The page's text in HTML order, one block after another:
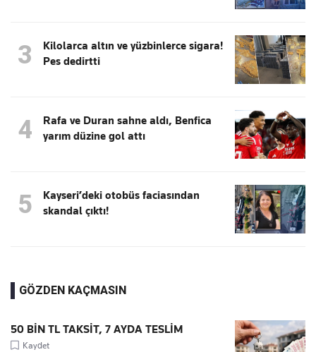
3
Kilolarca altın ve yüzbinlerce sigara!
Pes dedirtti
4
Rafa ve Duran sahne aldı, Benfica
yarım düzine gol attı
5
Kayseri’deki otobüs faciasından
skandal çıktı!
GÖZDEN KAÇMASIN
50 BİN TL TAKSİT, 7 AYDA TESLİM
Kaydet